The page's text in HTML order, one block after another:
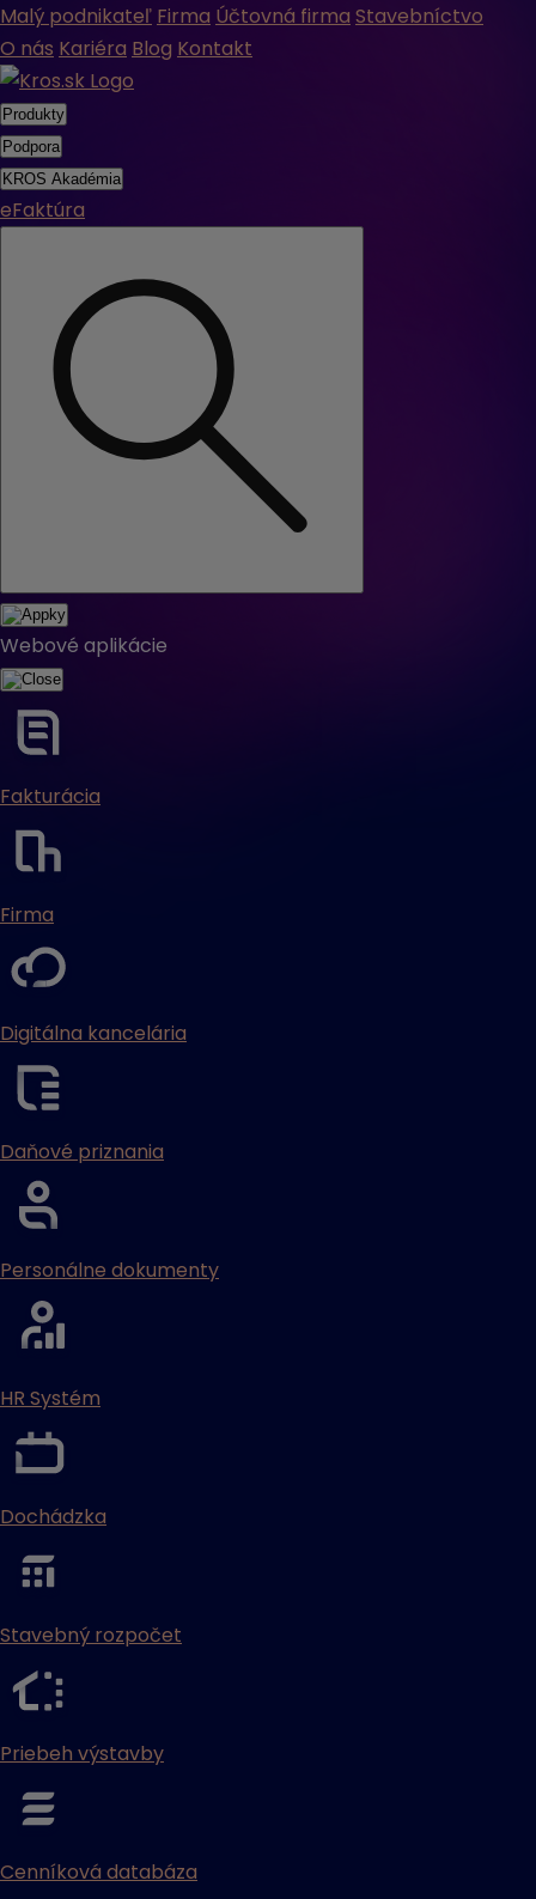
Malý podnikateľ Firma Účtovná firma Stavebníctvo
O nás Kariéra Blog Kontakt
Produkty
Podpora
KROS Akadémia
eFaktúra
Webové aplikácie
Fakturácia
Firma
Digitálna kancelária
Daňové priznania
Personálne dokumenty
HR Systém
Dochádzka
Stavebný rozpočet
Priebeh výstavby
Cenníková databáza